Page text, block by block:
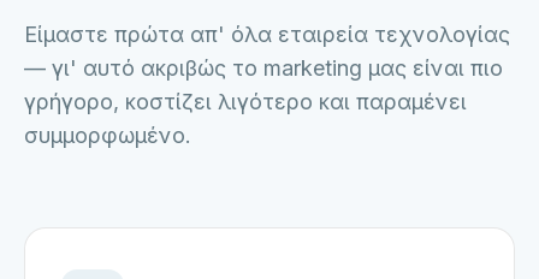
Είμαστε πρώτα απ' όλα εταιρεία τεχνολογίας
— γι' αυτό ακριβώς το marketing μας είναι πιο
γρήγορο, κοστίζει λιγότερο και παραμένει
συμμορφωμένο.